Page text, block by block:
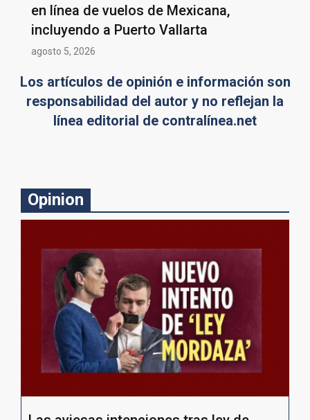
en línea de vuelos de Mexicana,
incluyendo a Puerto Vallarta
agosto 5, 2026
Los artículos de opinión e información son
responsabilidad del autor y no reflejan la
línea editorial de contralínea.net
Opinion